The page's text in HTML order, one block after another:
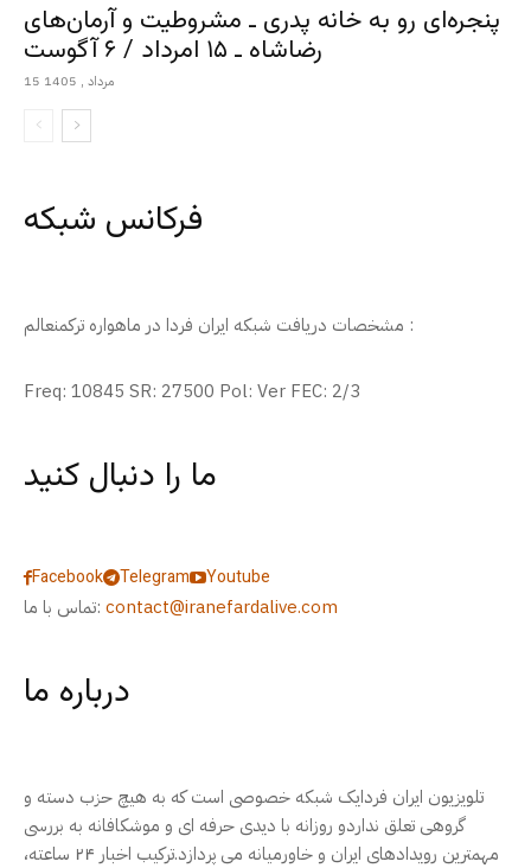
پنجره‌ای رو به خانه پدری ـ مشروطیت و آرمان‌های
رضاشاه ـ ۱۵ امرداد / ۶ آگوست
15 مرداد , 1405
فرکانس شبکه
مشخصات دریافت شبکه ایران فردا در ماهواره ترکمنعالم :
Freq: 10845 SR: 27500 Pol: Ver FEC: 2/3
ما را دنبال کنید
Facebook Telegram
Youtube
تماس با ما: contact@iranefardalive.com
درباره ما
تلویزیون ایران فردایک شبکه خصوصی است که به هیچ حزب دسته و
گروهی تعلق نداردو روزانه با دیدی حرفه ای و موشکافانه به بررسی
مهمترین رویدادهای ایران و خاورمیانه می پردازد.ترکیب اخبار ۲۴ ساعته،